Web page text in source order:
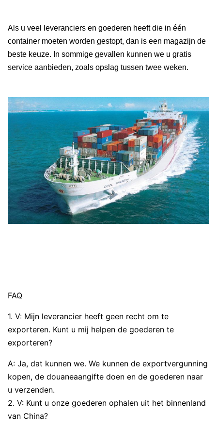
Als u veel leveranciers en goederen heeft die in één
container moeten worden gestopt, dan is een magazijn de
beste keuze. In sommige gevallen kunnen we u gratis
service aanbieden, zoals opslag tussen twee weken.
FAQ
1. V: Mijn leverancier heeft geen recht om te
exporteren. Kunt u mij helpen de goederen te
exporteren?
A: Ja, dat kunnen we. We kunnen de exportvergunning
kopen, de douaneaangifte doen en de goederen naar
u verzenden.
2. V: Kunt u onze goederen ophalen uit het binnenland
van China?